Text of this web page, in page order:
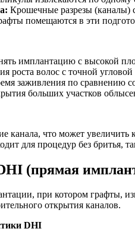
Крошечные разрезы (каналы)
помещаются в эти
имплантацию с высокой
роста волос с точной
заживления по сравнению
больших участков
канала, что может
для процедур без бритья,
(прямая
при котором графты,
открытия каналов.
DHI